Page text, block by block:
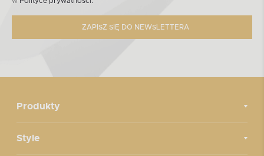
ZAPISZ SIĘ DO NEWSLETTERA
Produkty
Style